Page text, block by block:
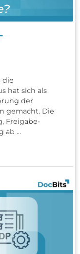
die
hat sich als
der
gemacht. Die
Freigabe-
ab ...